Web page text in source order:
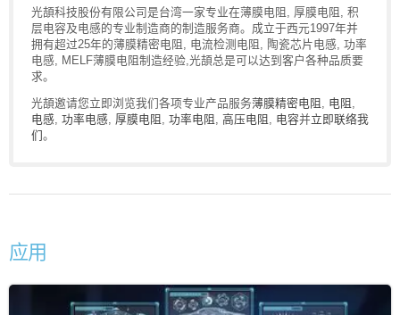
光頡科技股份有限公司是台湾一家专业在薄膜电阻, 厚膜电阻, 积
层电容及电感的专业制造商的制造服务商。成立于西元1997年并
拥有超过25年的薄膜精密电阻, 电流检测电阻, 陶瓷芯片电感, 功率
电感, MELF薄膜电阻制造经验,光頡总是可以达到客户各种品质要
求。
光頡邀请您立即浏览我们各项专业产品服务薄膜精密电阻 , 电阻 ,
电感, 功率电感, 厚膜电阻 , 功率电阻 , 高压电阻 , 电容并立即联络我
们。
应用